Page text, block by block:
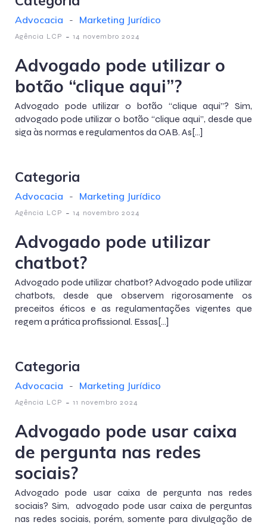
Advocacia - Marketing Jurídico
Agência LCP - 14 novembro 2024
Advogado pode utilizar o
botão “clique aqui”?
Advogado pode utilizar o botão “clique aqui”? Sim,
advogado pode utilizar o botão “clique aqui”, desde que
siga às normas e regulamentos da OAB. As[…]
Categoria
Advocacia - Marketing Jurídico
Agência LCP - 14 novembro 2024
Advogado pode utilizar
chatbot?
Advogado pode utilizar chatbot? Advogado pode utilizar
chatbots, desde que observem rigorosamente os
preceitos éticos e as regulamentações vigentes que
regem a prática profissional. Essas[…]
Categoria
Advocacia - Marketing Jurídico
Agência LCP - 11 novembro 2024
Advogado pode usar caixa
de pergunta nas redes
sociais?
Advogado pode usar caixa de pergunta nas redes
sociais? Sim, advogado pode usar caixa de perguntas
nas redes sociais, porém, somente para divulgação de